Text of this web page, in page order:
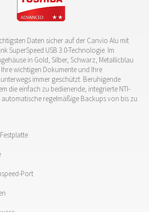
Daten sicher auf der Canvio Alu mit
SuperSpeed USB 3.0-Technologie. Im
in Gold, Silber, Schwarz, Metallicblau
wichtigen Dokumente und Ihre
immer geschützt. Beruhigende
die einfach zu bedienende, integrierte NTI-
regelmäßige Backups von bis zu
Port